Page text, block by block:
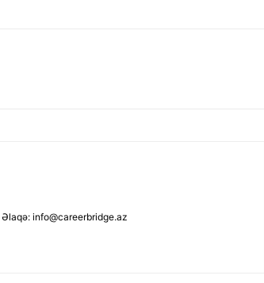
Əlaqə: info@careerbridge.az